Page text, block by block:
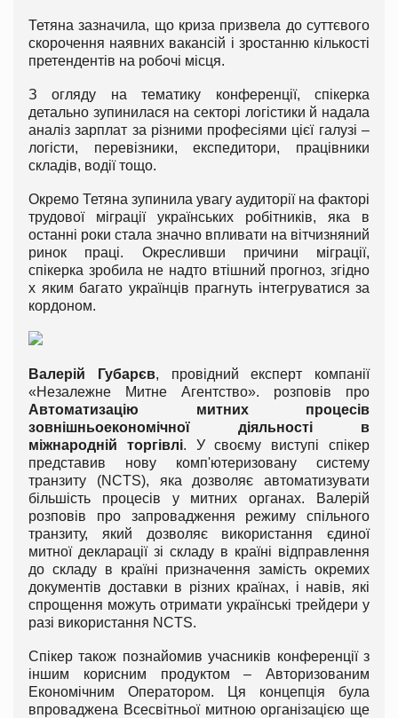
Тетяна зазначила, що криза призвела до суттєвого
скорочення наявних вакансій і зростанню кількості
претендентів на робочі місця.
З огляду на тематику конференції, спікерка
детально зупинилася на секторі логістики й надала
аналіз зарплат за різними професіями цієї галузі –
логісти, перевізники, експедитори, працівники
складів, водії тощо.
Окремо Тетяна зупинила увагу аудиторії на факторі
трудової міграції українських робітників, яка в
останні роки стала значно впливати на вітчизняний
ринок праці. Окресливши причини міграції,
спікерка зробила не надто втішний прогноз, згідно
х яким багато українців прагнуть інтегруватися за
кордоном.
Валерій Губарєв, провідний експерт компанії
«Незалежне Митне Агентство». розповів про
Автоматизацію митних процесів
зовнішньоекономічної діяльності в
міжнародній торгівлі. У своєму виступі спікер
представив нову комп'ютеризовану систему
транзиту (NCTS), яка дозволяє автоматизувати
більшість процесів у митних органах. Валерій
розповів про запровадження режиму спільного
транзиту, який дозволяє використання єдиної
митної декларації зі складу в країні відправлення
до складу в країні призначення замість окремих
документів доставки в різних країнах, і навів, які
спрощення можуть отримати українські трейдери у
разі використання NCTS.
Спікер також познайомив учасників конференції з
іншим корисним продуктом – Авторизованим
Економічним Оператором. Ця концепція була
впроваджена Всесвітньої митною організацією ще